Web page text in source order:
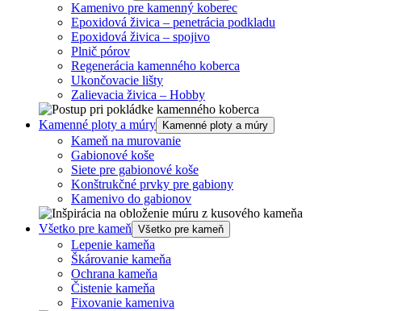
Kamenivo pre kamenný koberec
Epoxidová živica – penetrácia podkladu
Epoxidová živica – spojivo
Plnič pórov
Regenerácia kamenného koberca
Ukončovacie lišty
Zalievacia živica – Hobby
Kamenné ploty a múry Kamenné ploty a múry
Kameň na murovanie
Gabionové koše
Siete pre gabionové koše
Konštrukčné prvky pre gabiony
Kamenivo do gabionov
Všetko pre kameň Všetko pre kameň
Lepenie kameňa
Škárovanie kameňa
Ochrana kameňa
Čistenie kameňa
Fixovanie kameniva